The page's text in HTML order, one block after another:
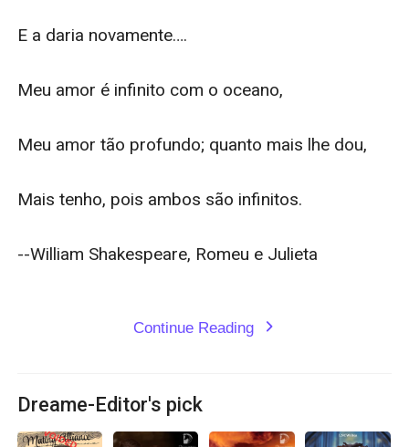
E a daria novamente….
Meu amor é infinito com o oceano,
Meu amor tão profundo; quanto mais lhe dou,
Mais tenho, pois ambos são infinitos.
--William Shakespeare, Romeu e Julieta
Continue Reading expand_more
Dreame-Editor's pick